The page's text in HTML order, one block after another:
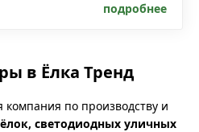
подробнее
в Ёлка Тренд
по производству и
светодиодных уличных